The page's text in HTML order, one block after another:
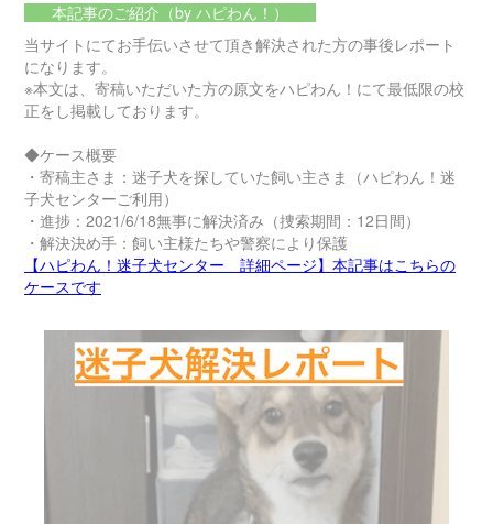
本記事のご紹介（by ハピわん！）
当サイトにてお手伝いさせて頂き解決された方の事後レポート
になります。
※本文は、寄稿いただいた方の原文をハピわん！にて最低限の校
正をし掲載しております。
◆ケース概要
・寄稿主さま：迷子犬を探していた飼い主さま（ハピわん！迷
子犬センターご利用）
・進捗：2021/6/18無事に解決済み（捜索期間：12日間）
・解決決め手：飼い主様たちや警察により保護
【ハピわん！迷子犬センター 詳細ページ】本記事はこちらの
ケースです